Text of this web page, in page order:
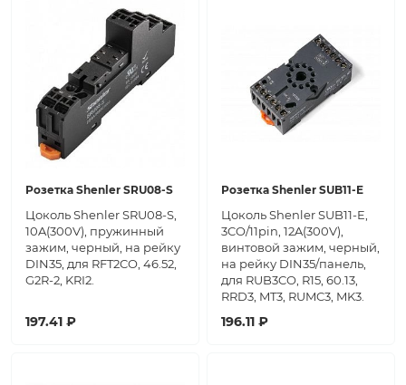
Розетка Shenler SRU08-S
Цоколь Shenler SRU08-S,
10A(300V), пружинный
зажим, черный, на рейку
DIN35, для RFT2CO, 46.52,
G2R-2, KRI2.
197.41 ₽
Розетка Shenler SUB11-E
Цоколь Shenler SUB11-E,
3CO/11pin, 12A(300V),
винтовой зажим, черный,
на рейку DIN35/панель,
для RUB3CO, R15, 60.13,
RRD3, MT3, RUMC3, MK3.
196.11 ₽